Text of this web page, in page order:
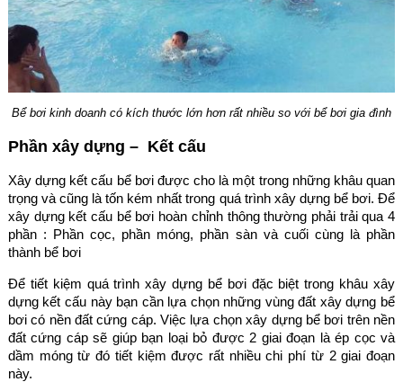
Bể bơi kinh doanh có kích thước lớn hơn rất nhiều so với bể bơi gia đình
Phần xây dựng – Kết cấu
Xây dựng kết cấu bể bơi được cho là một trong những khâu quan
trọng và cũng là tốn kém nhất trong quá trình xây dựng bể bơi. Để
xây dựng kết cấu bể bơi hoàn chỉnh thông thường phải trải qua 4
phần : Phần cọc, phần móng, phần sàn và cuối cùng là phần
thành bể bơi
Để tiết kiệm quá trình xây dựng bể bơi đặc biệt trong khâu xây
dựng kết cấu này bạn cần lựa chọn những vùng đất xây dựng bể
bơi có nền đất cứng cáp. Việc lựa chọn xây dựng bể bơi trên nền
đất cứng cáp sẽ giúp bạn loại bỏ được 2 giai đoạn là ép cọc và
dầm móng từ đó tiết kiệm được rất nhiều chi phí từ 2 giai đoạn
này.